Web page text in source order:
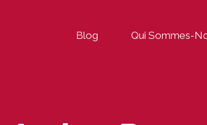
Blog Qui Sommes-